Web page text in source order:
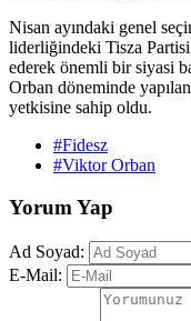
Nisan ayındaki genel
liderliğindeki Tisza
ederek önemli bir siyasi
Orban döneminde
yetkisine sahip oldu.
#Fidesz
#Viktor Orban
Yorum Yap
Ad Soyad:
E-Mail: